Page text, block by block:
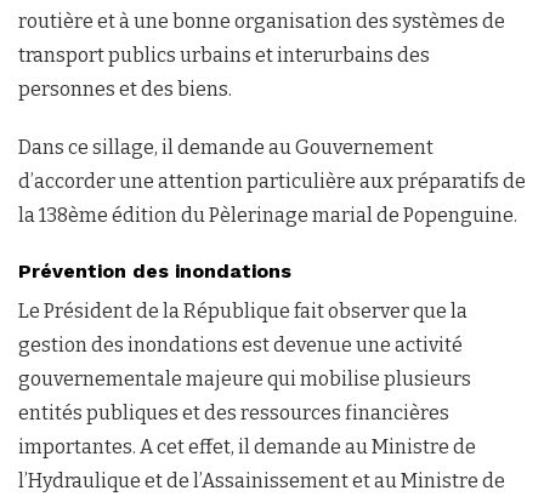
routière et à une bonne organisation des systèmes de
transport publics urbains et interurbains des
personnes et des biens.
Dans ce sillage, il demande au Gouvernement
d’accorder une attention particulière aux préparatifs de
la 138ème édition du Pèlerinage marial de Popenguine.
Prévention des inondations
Le Président de la République fait observer que la
gestion des inondations est devenue une activité
gouvernementale majeure qui mobilise plusieurs
entités publiques et des ressources financières
importantes. A cet effet, il demande au Ministre de
l’Hydraulique et de l’Assainissement et au Ministre de